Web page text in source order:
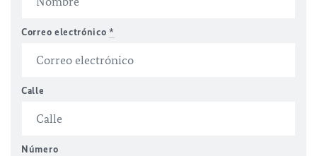
Correo electrónico*
Calle
Número